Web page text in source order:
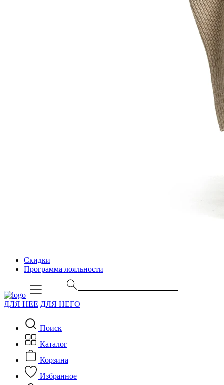
Скидки
Программа лояльности
ДЛЯ НЕЕ ДЛЯ НЕГО
Поиск
Каталог
Корзина
Избранное